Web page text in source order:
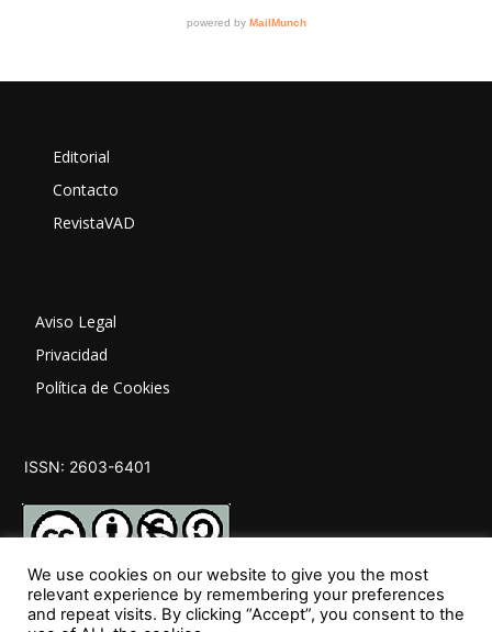
Editorial
Contacto
RevistaVAD
Aviso Legal
Privacidad
Política de Cookies
ISSN: 2603-6401
We use cookies on our website to give you the most
relevant experience by remembering your preferences
and repeat visits. By clicking “Accept”, you consent to the